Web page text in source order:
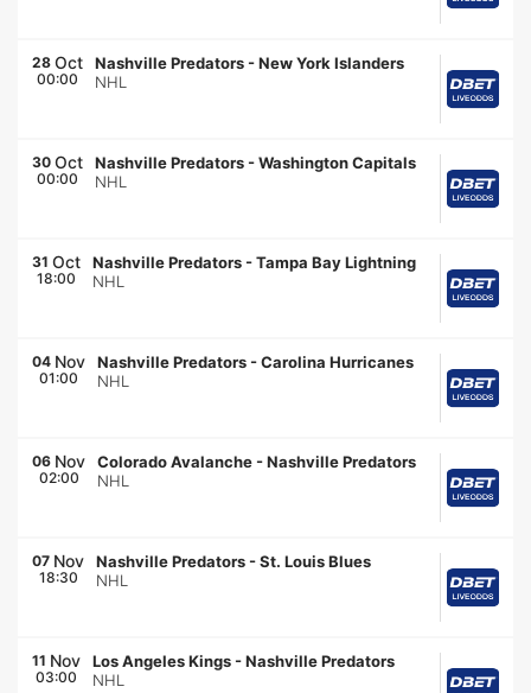
28 Oct
00:00
Nashville Predators -New York Islanders
NHL
30 Oct
00:00
Nashville Predators -Washington Capitals
NHL
31 Oct
18:00
Nashville Predators -Tampa Bay Lightning
NHL
04 Nov
01:00
Nashville Predators -Carolina Hurricanes
NHL
06 Nov
02:00
Colorado Avalanche -Nashville Predators
NHL
07 Nov
18:30
Nashville Predators -St. Louis Blues
NHL
11 Nov
03:00
Los Angeles Kings -Nashville Predators
NHL